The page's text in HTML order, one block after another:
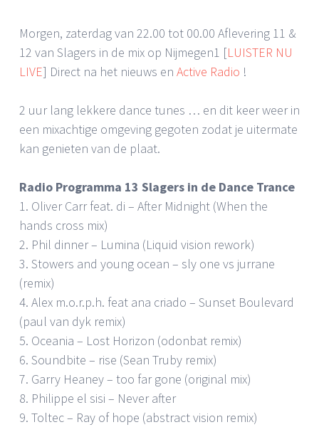
Morgen, zaterdag van 22.00 tot 00.00 Aflevering 11 &
12 van Slagers in de mix op Nijmegen1 [LUISTER NU
LIVE] Direct na het nieuws en Active Radio !
2 uur lang lekkere dance tunes … en dit keer weer in
een mixachtige omgeving gegoten zodat je uitermate
kan genieten van de plaat.
Radio Programma 13 Slagers in de Dance Trance
1. Oliver Carr feat. di – After Midnight (When the
hands cross mix)
2. Phil dinner – Lumina (Liquid vision rework)
3. Stowers and young ocean – sly one vs jurrane
(remix)
4. Alex m.o.r.p.h. feat ana criado – Sunset Boulevard
(paul van dyk remix)
5. Oceania – Lost Horizon (odonbat remix)
6. Soundbite – rise (Sean Truby remix)
7. Garry Heaney – too far gone (original mix)
8. Philippe el sisi – Never after
9. Toltec – Ray of hope (abstract vision remix)